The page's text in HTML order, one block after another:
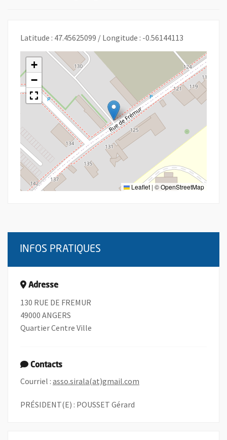
Latitude : 47.45625099 / Longitude : -0.56144113
+
−
Leaflet | ©OpenStreetMap
INFOS PRATIQUES
Adresse
130 RUE DE FREMUR
49000 ANGERS
Quartier Centre Ville
Contacts
Courriel : asso.sirala(at)gmail.com
PRÉSIDENT(E) : POUSSET Gérard